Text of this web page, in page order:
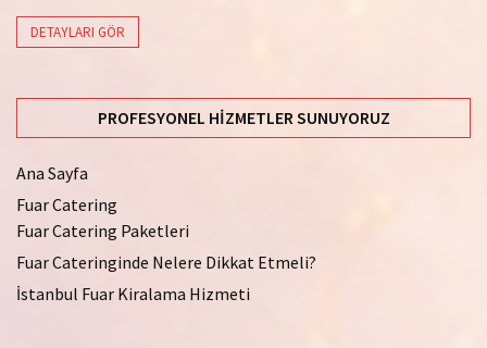
DETAYLARI GÖR
PROFESYONEL HIZMETLER SUNUYORUZ
Ana Sayfa
Fuar Catering
Fuar Catering Paketleri
Fuar Cateringinde Nelere Dikkat Etmeli?
İstanbul Fuar Kiralama Hizmeti